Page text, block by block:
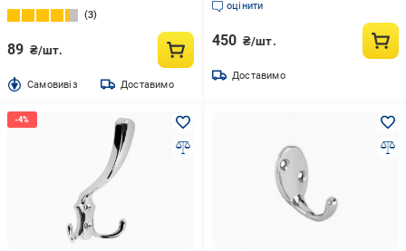
3
89 ₴/шт.
Cамовивіз Доставимо
оцінити
450 ₴/шт.
Доставимо